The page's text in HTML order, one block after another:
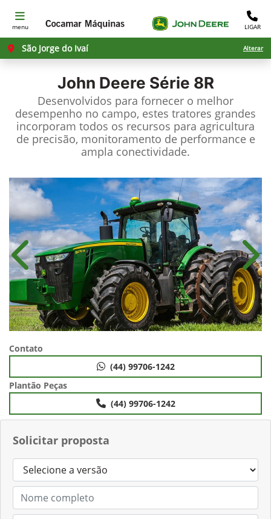
menu LIGAR
São Jorge do Ivaí Alterar
John Deere Série 8R
Desenvolvidos para fornecer o melhor
desempenho no campo, estes tratores grandes
incorporam todos os recursos para agricultura
de precisão, monitoramento de performance e
ampla conectividade.
Solicitar proposta
Anterior
Contato
(44) 99706-1242
Plantão Peças
(44) 99706-1242